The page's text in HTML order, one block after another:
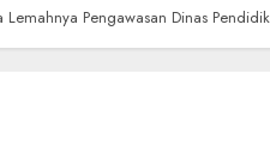
Lemahnya Pengawasan Dinas